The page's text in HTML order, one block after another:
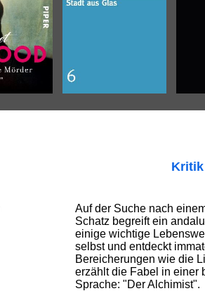
Kritik
Auf der Suche nach
Schatz begreift ein
einige wichtige
selbst und entdeckt
Bereicherungen wie die
erzählt die Fabel in einer
Sprache: "Der Alchimist".